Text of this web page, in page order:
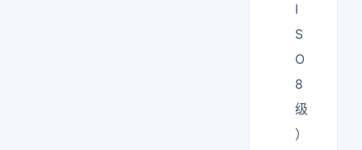
I
S
O
8
级
）